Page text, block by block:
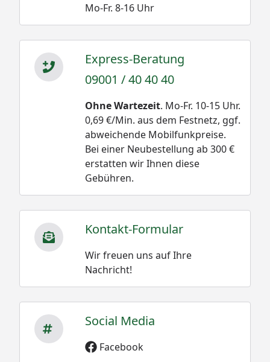
Mo-Fr. 8-16 Uhr
Express-Beratung
09001 / 40 40 40
Ohne Wartezeit. Mo-Fr. 10-15 Uhr.
0,69 €/Min. aus dem Festnetz, ggf.
abweichende Mobilfunkpreise.
Bei einer Neubestellung ab 300 €
erstatten wir Ihnen diese
Gebühren.
Kontakt-Formular
Wir freuen uns auf Ihre
Nachricht!
Social Media
Facebook